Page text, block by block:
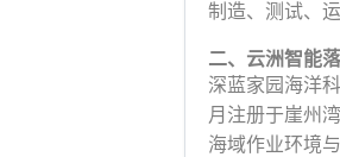
制造、测试、
二、云洲智能
深蓝家园海洋
月注册于崖州
海域作业环境